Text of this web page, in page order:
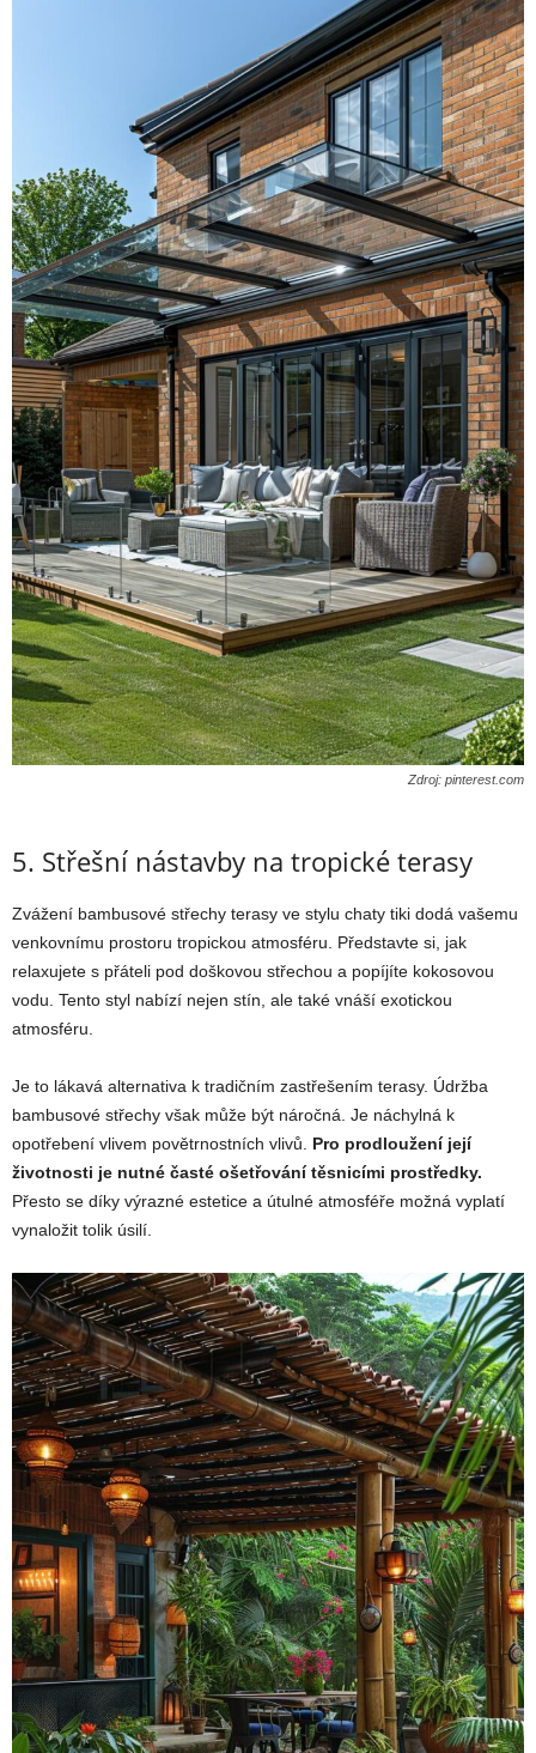
Zdroj: pinterest.com
5. Střešní nástavby na tropické terasy
Zvážení bambusové střechy terasy ve stylu chaty tiki dodá vašemu
venkovnímu prostoru tropickou atmosféru. Představte si, jak
relaxujete s přáteli pod doškovou střechou a popíjíte kokosovou
vodu. Tento styl nabízí nejen stín, ale také vnáší exotickou
atmosféru.
Je to lákavá alternativa k tradičním zastřešením terasy. Údržba
bambusové střechy však může být náročná. Je náchylná k
opotřebení vlivem povětrnostních vlivů. Pro prodloužení její
životnosti je nutné časté ošetřování těsnicími prostředky.
Přesto se díky výrazné estetice a útulné atmosféře možná vyplatí
vynaložit tolik úsilí.